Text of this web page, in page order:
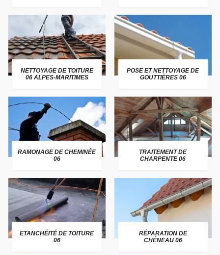
NETTOYAGE DE TOITURE
06 ALPES-MARITIMES
POSE ET NETTOYAGE DE
GOUTTIÈRES 06
RAMONAGE DE CHEMINÉE
06
TRAITEMENT DE
CHARPENTE 06
ETANCHÉITÉ DE TOITURE
06
RÉPARATION DE
CHÉNEAU 06